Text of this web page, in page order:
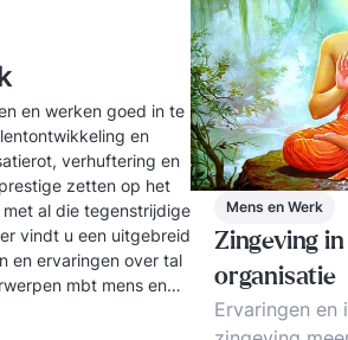
en werken goed in te
en
verhuftering en
zetten op het
al die tegenstrijdige
vindt u een uitgebreid
en ervaringen over tal
mbt mens en
Mens en Werk
Zingeving
organisatie
Ervaringen en